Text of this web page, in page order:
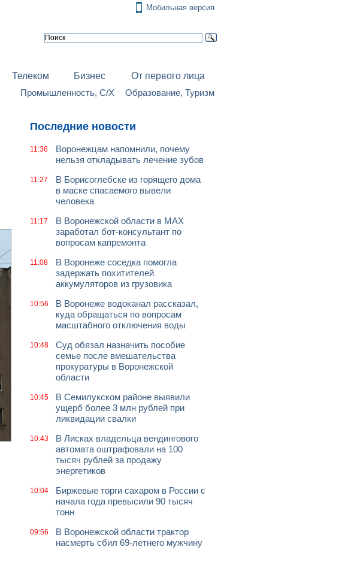
Мобильная версия
Телеком Бизнес
От первого лица
Промышленность, С/Х Образование, Туризм
Последние новости
11:36
Воронежцам напомнили, почему
нельзя откладывать лечение зубов
11:27
В Борисоглебске из горящего дома
в маске спасаемого вывели
человека
11:17
В Воронежской области в МАХ
заработал бот-консультант по
вопросам капремонта
11:08
В Воронеже соседка помогла
задержать похитителей
аккумуляторов из грузовика
10:56
В Воронеже водоканал рассказал,
куда обращаться по вопросам
масштабного отключения воды
10:48
Суд обязал назначить пособие
семье после вмешательства
прокуратуры в Воронежской
области
10:45
В Семилукском районе выявили
ущерб более 3 млн рублей при
ликвидации свалки
10:43
В Лисках владельца вендингового
автомата оштрафовали на 100
тысяч рублей за продажу
энергетиков
10:04
Биржевые торги сахаром в России с
начала года превысили 90 тысяч
тонн
09:56
В Воронежской области трактор
насмерть сбил 69-летнего мужчину